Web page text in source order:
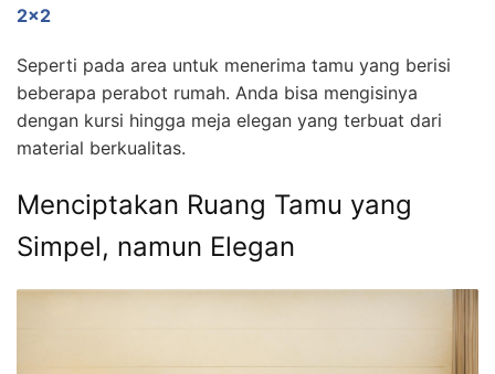
2×2
Seperti pada area untuk menerima tamu yang berisi
beberapa perabot rumah. Anda bisa mengisinya
dengan kursi hingga meja elegan yang terbuat dari
material berkualitas.
Menciptakan Ruang Tamu yang
Simpel, namun Elegan